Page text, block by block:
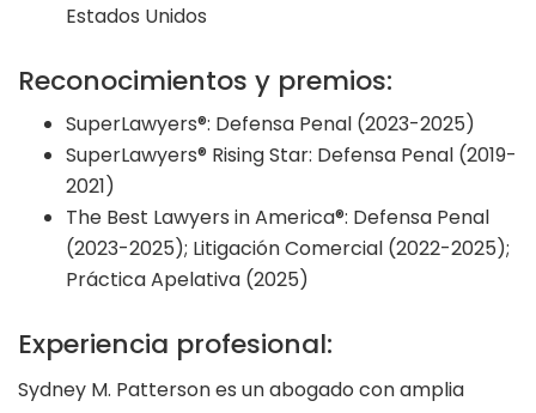
Estados Unidos
Reconocimientos y premios:
SuperLawyers®: Defensa Penal (2023-2025)
SuperLawyers® Rising Star: Defensa Penal (2019-
2021)
The Best Lawyers in America®: Defensa Penal
(2023-2025); Litigación Comercial (2022-2025);
Práctica Apelativa (2025)
Experiencia profesional:
Sydney M. Patterson es un abogado con amplia